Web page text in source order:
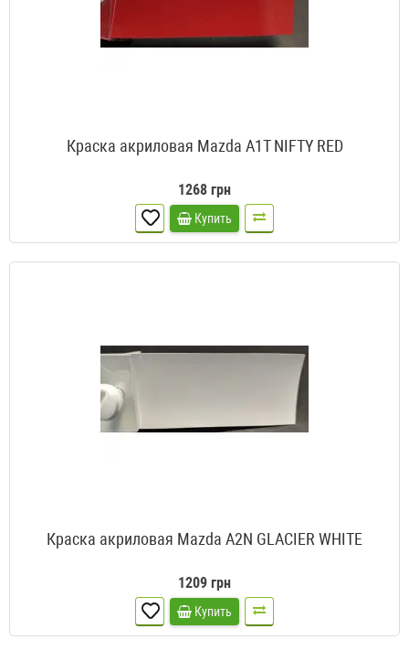
Краска акриловая Mazda A1T NIFTY RED
1268 грн
Купить
Краска акриловая Mazda A2N GLACIER WHITE
1209 грн
Купить